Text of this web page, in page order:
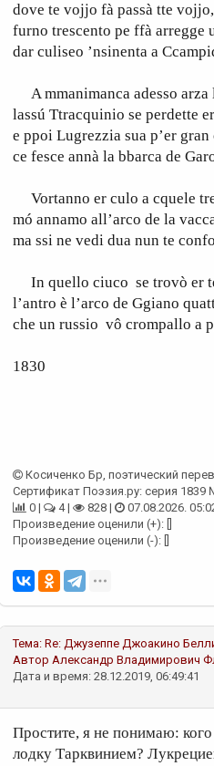
dove te vojjo fà passà tte vojjo,
furno trescento pe ffà arregge
dar culiseo ’nsinenta a
A mmanimanca adesso arza
lassú Ttracquinio se perdette
e ppoi Lugrezzia sua p’er
ce fesce annà la bbarca de
Vortanno er culo a cquele
mó annamo all’arco de la
ma ssi ne vedi dua nun te
In quello ciuco se trovò er
l’antro è l’arco de Ggiano
che un russio vô crompallo a
1830
Косиченко Бр, поэтический
Сертификат Поэзия.ру: серия 1839
0 |
4 | 828 |
07.08.2026.
Произведение оценили (+): []
Произведение оценили (-): []
Тема: Re: Джузеппе Джоакино
Автор Александр Владимирович
Дата и время: 28.12.2019, 06:49:41
Простите, я не понимаю:
лодку Тарквинием?